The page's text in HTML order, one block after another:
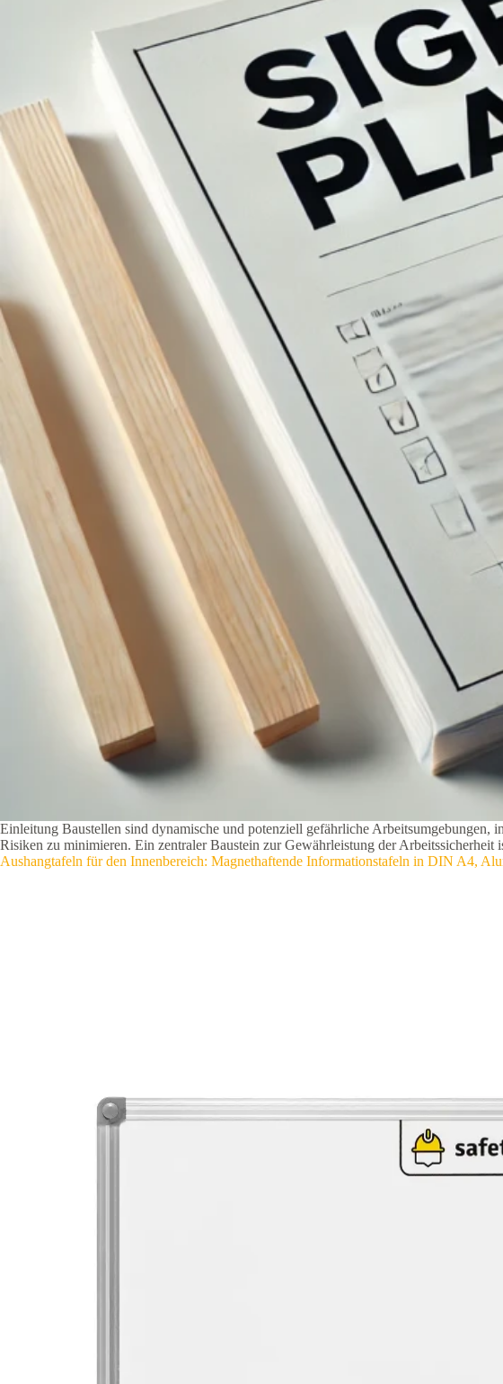
Einleitung Baustellen sind dynamische und potenziell gefährliche
Risiken zu minimieren. Ein zentraler Baustein zur Gewährleistung der
Aushangtafeln für den Innenbereich: Magnethaftende Informationstafeln in DIN A4,